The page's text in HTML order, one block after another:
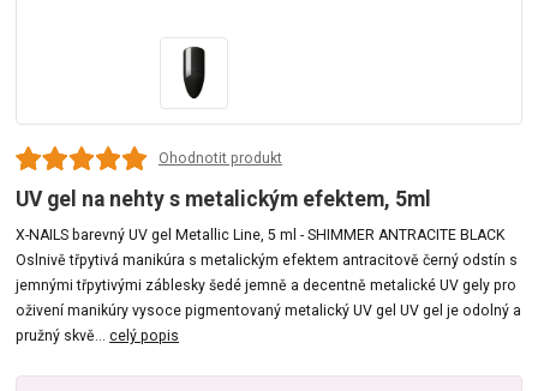
Ohodnotit produkt
UV gel na nehty s metalickým efektem, 5ml
X-NAILS barevný UV gel Metallic Line, 5 ml - SHIMMER ANTRACITE BLACK
Oslnivě třpytivá manikúra s metalickým efektem antracitově černý odstín s
jemnými třpytivými záblesky šedé jemně a decentně metalické UV gely pro
oživení manikúry vysoce pigmentovaný metalický UV gel UV gel je odolný a
pružný skvě...celý popis